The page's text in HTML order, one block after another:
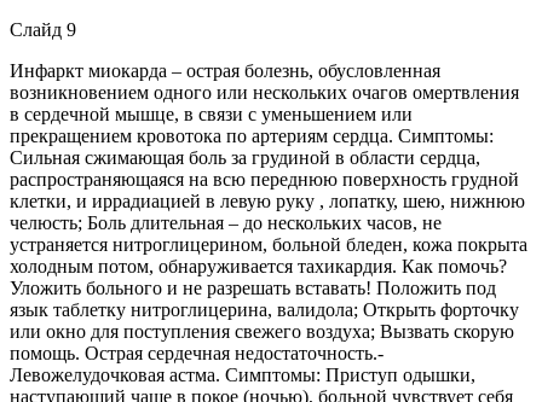
Слайд 9
Инфаркт миокарда – острая болезнь, обусловленная
возникновением одного или нескольких очагов омертвления
в сердечной мышце, в связи с уменьшением или
прекращением кровотока по артериям сердца. Симптомы:
Сильная сжимающая боль за грудиной в области сердца,
распространяющаяся на всю переднюю поверхность грудной
клетки, и иррадиацией в левую руку , лопатку, шею, нижнюю
челюсть; Боль длительная – до нескольких часов, не
устраняется нитроглицерином, больной бледен, кожа покрыта
холодным потом, обнаруживается тахикардия. Как помочь?
Уложить больного и не разрешать вставать! Положить под
язык таблетку нитроглицерина, валидола; Открыть форточку
или окно для поступления свежего воздуха; Вызвать скорую
помощь. Острая сердечная недостаточность.-
Левожелудочковая астма. Симптомы: Приступ одышки,
наступающий чаще в покое (ночью), больной чувствует себя